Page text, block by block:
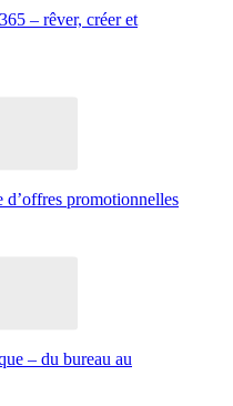
– rêver, créer et
promotionnelles
– du bureau au